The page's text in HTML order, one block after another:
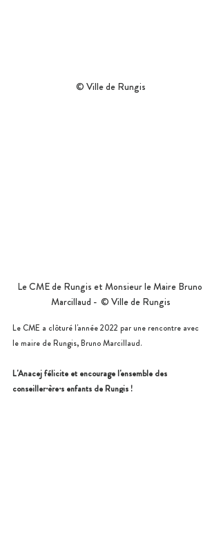
© Ville de Rungis
Le CME de Rungis et Monsieur le Maire Bruno
Marcillaud -  © Ville de Rungis
Le CME a clôturé l'année 2022 par une rencontre avec
le maire de Rungis, Bruno Marcillaud.
L'Anacej félicite et encourage l'ensemble des
conseiller·ère·s enfants de Rungis !